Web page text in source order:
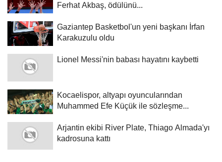
Ferhat Akbaş, ödülünü...
Gaziantep Basketbol'un yeni başkanı İrfan
Karakuzulu oldu
Lionel Messi'nin babası hayatını kaybetti
Kocaelispor, altyapı oyuncularından
Muhammed Efe Küçük ile sözleşme...
Arjantin ekibi River Plate, Thiago Almada'yı
kadrosuna kattı